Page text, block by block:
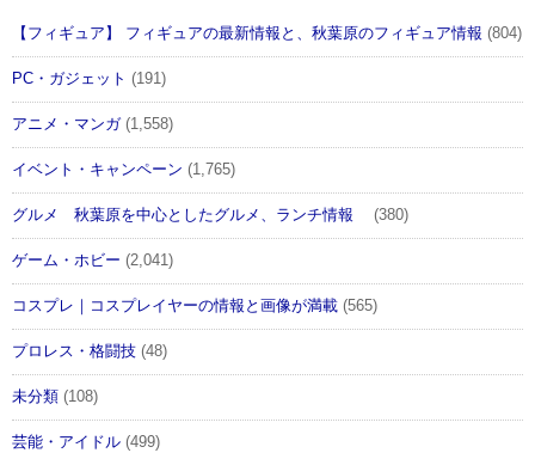
【フィギュア】 フィギュアの最新情報と、秋葉原のフィギュア情報 (804)
PC・ガジェット (191)
アニメ・マンガ(1,558)
イベント・キャンペーン (1,765)
グルメ 秋葉原を中心としたグルメ、ランチ情報 (380)
ゲーム・ホビー (2,041)
コスプレ｜コスプレイヤーの情報と画像が満載 (565)
プロレス・格闘技 (48)
未分類 (108)
芸能・アイドル (499)